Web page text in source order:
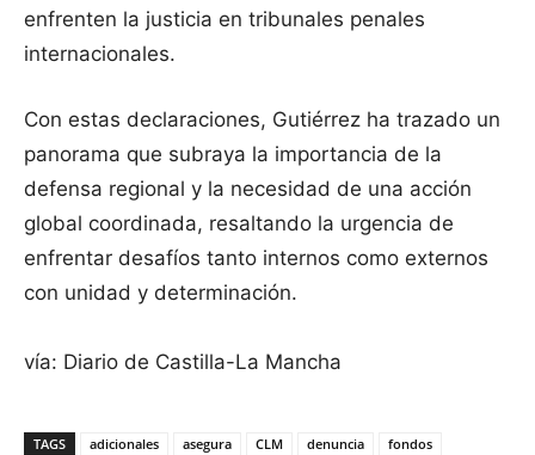
enfrenten la justicia en tribunales penales
internacionales.
Con estas declaraciones, Gutiérrez ha trazado un
panorama que subraya la importancia de la
defensa regional y la necesidad de una acción
global coordinada, resaltando la urgencia de
enfrentar desafíos tanto internos como externos
con unidad y determinación.
vía: Diario de Castilla-La Mancha
TAGS adicionales asegura CLM denuncia
fondos